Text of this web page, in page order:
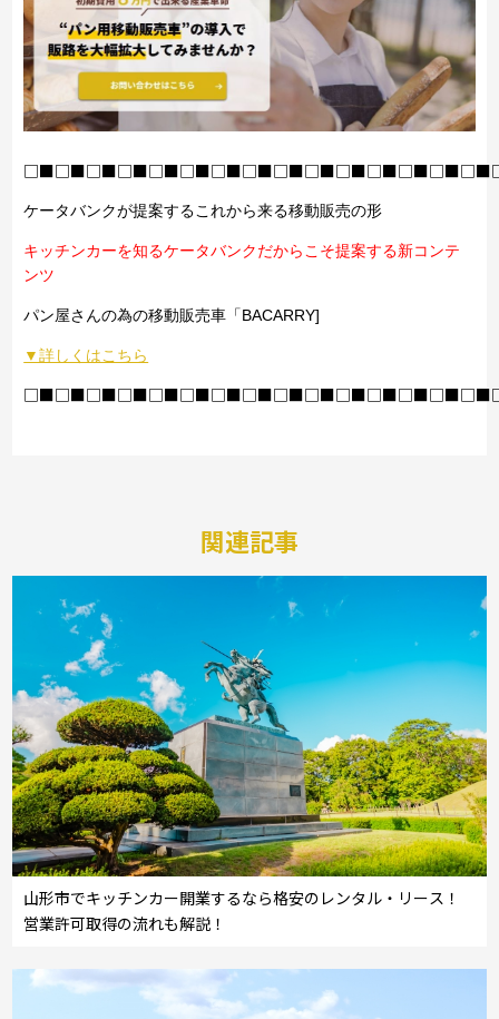
ケータバンクが提案するこれから来る移動販売の形
キッチンカーを知るケータバンクだからこそ提案する新コンテ
ンツ
パン屋さんの為の移動販売車「BACARRY]
▼詳しくはこちら
関連記事
山形市でキッチンカー開業するなら格安のレンタル・リース！
営業許可取得の流れも解説！